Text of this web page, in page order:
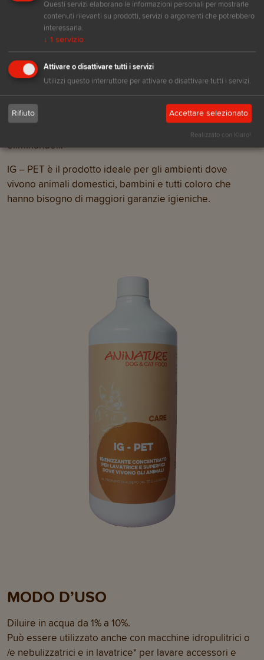
Non contiene sostanze caustiche e non lascia residui
chimici nell’ambiente.
Può essere utilizzato con tranquillità su tutte le superfici
La sua particolare azione pulente e igienizzante è data
anche dalla ricchezza in oli essenziali (Tea tree e
nei confronti di residui organici (come saliva, piccoli
residui di cibo, gocce di urina o feci) e allergeni,
eliminandoli.
IG – PET è il prodotto ideale per gli ambienti dove
vivono animali domestici, bambini e tutti coloro che
hanno bisogno di maggiori garanzie igieniche.
MODO D’USO
Diluire in acqua da 1% a 10%.
Può essere utilizzato anche con macchine idropulitrici o
/e nebulizzatrici e in lavatrice* per lavare accessori e
Questi servizi elaborano le informazioni personali per mostrarle
contenuti rilevanti su prodotti, servizi o argomenti che potrebbero
interessarla.
↓ 1 servizio
Attivare o disattivare tutti i servizi
Utilizzi questo interruttore per attivare o disattivare tutti i servizi.
Rifiuto Accettare selezionato
Realizzato con Klaro!